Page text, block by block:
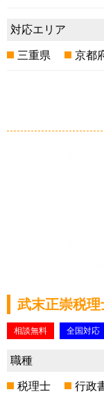
対応エリア
三重県 京都
武末正崇税
相談無料 全国対応
職種
税理士 行政